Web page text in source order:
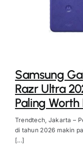
Samsung
Razr Ultra
Paling
Trendtech, Jakarta –
di tahun 2026 makin
[...]